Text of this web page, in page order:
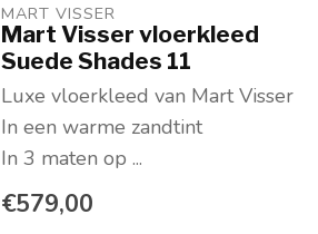
MART VISSER
Mart Visser vloerkleed
Suede Shades 11
Luxe vloerkleed van Mart Visser
In een warme zandtint
In 3 maten op ...
€579,00